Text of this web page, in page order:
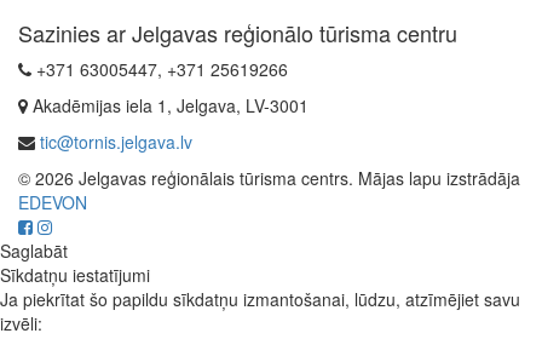
Sazinies ar Jelgavas reģionālo tūrisma centru
+371 63005447, +371 25619266
Akadēmijas iela 1, Jelgava, LV-3001
tic@tornis.jelgava.lv
© 2026 Jelgavas reģionālais tūrisma centrs. Mājas lapu izstrādāja
EDEVON
Saglabāt
Sīkdatņu iestatījumi
Ja piekrītat šo papildu sīkdatņu izmantošanai, lūdzu, atzīmējiet savu
izvēli: